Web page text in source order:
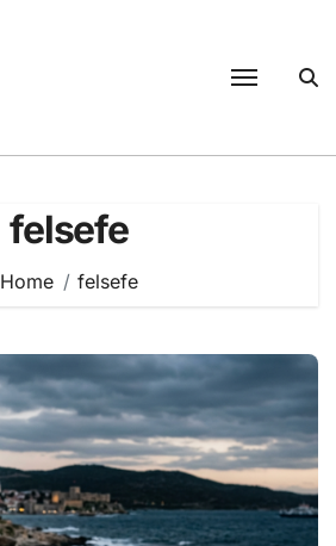
felsefe
Home felsefe